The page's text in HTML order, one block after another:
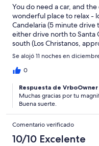
You do need a car, and
wonderful place to relax -
Candelaria (5 minute
either drive north to Santa
south (Los Christanos,
the pet chicken Peta on
very welcoming and a
recommended.
Se alojó 11 noches en
0
Respuesta de
Muchas gracias por tu
Buena suerte.
Comentario verificado
10/10 Excelente